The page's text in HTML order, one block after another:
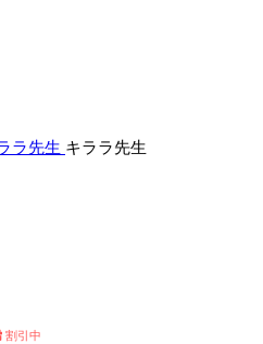
キララ先生
割引中